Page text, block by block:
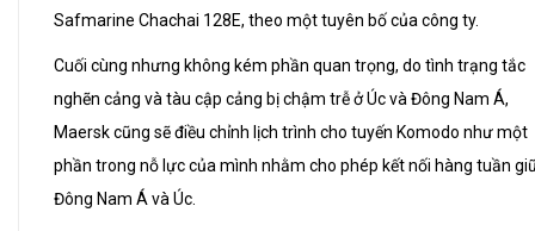
Safmarine Chachai 128E, theo một tuyên bố của công ty.
Cuối cùng nhưng không kém phần quan trọng, do tình trạng tắc
nghẽn cảng và tàu cập cảng bị chậm trễ ở Úc và Đông Nam Á,
Maersk cũng sẽ điều chỉnh lịch trình cho tuyến Komodo như một
phần trong nỗ lực của mình nhằm cho phép kết nối hàng tuần
Đông Nam Á và Úc.